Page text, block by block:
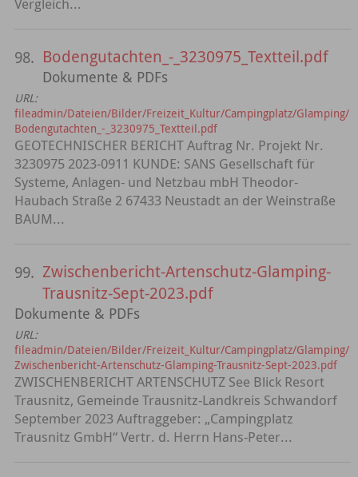
98. Bodengutachten_-_3230975_Textteil.pdf
Dokumente & PDFs
URL:
fileadmin/Dateien/Bilder/Freizeit_Kultur/Campingplatz/Glamping/
Bodengutachten_-_3230975_Textteil.pdf
GEOTECHNISCHER BERICHT Auftrag Nr. Projekt Nr.
3230975 2023-0911 KUNDE: SANS Gesellschaft für
Systeme, Anlagen- und Netzbau mbH Theodor-
Haubach Straße 2 67433 Neustadt an der Weinstraße
BAUM...
99. Zwischenbericht-Artenschutz-Glamping-
Trausnitz-Sept-2023.pdf
Dokumente & PDFs
URL:
fileadmin/Dateien/Bilder/Freizeit_Kultur/Campingplatz/Glamping/
Zwischenbericht-Artenschutz-Glamping-Trausnitz-Sept-2023.pdf
ZWISCHENBERICHT ARTENSCHUTZ See Blick Resort
Trausnitz, Gemeinde Trausnitz-Landkreis Schwandorf
September 2023 Auftraggeber: „Campingplatz
Trausnitz GmbH“ Vertr. d. Herrn Hans-Peter...